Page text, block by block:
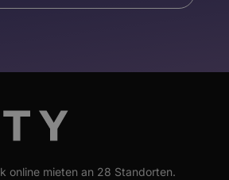
online mieten an 28 Standorten.